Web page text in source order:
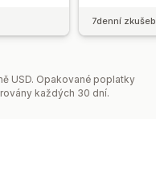
7denní
USD. Opakované poplatky
každých 30 dní.